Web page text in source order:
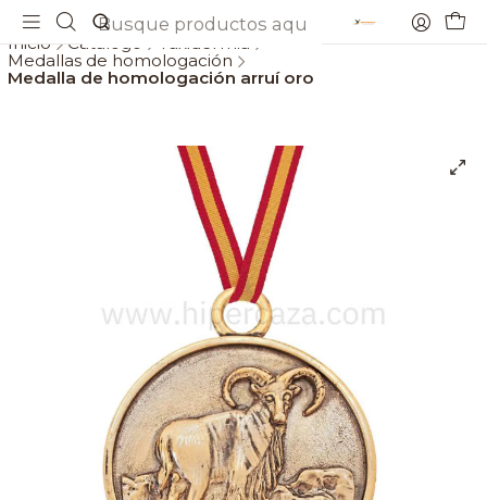
Inicio Catálogo
Medallas de homologación
Medalla de homologación arruí oro